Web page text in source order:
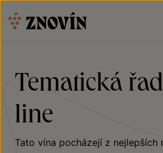
Tematická
line
Tato vína pocházejí z nejlepších